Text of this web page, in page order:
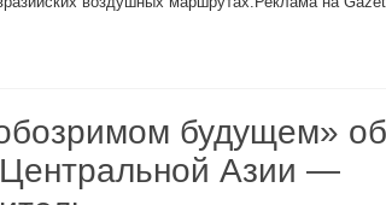
будущем»
Центральной Азии —